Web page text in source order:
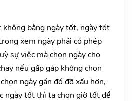
không bằng ngày tốt, ngày tốt
xem ngày phải có phép
sự việc mà chọn ngày cho
nếu gấp gáp không chọn
ngày gần đó đỡ xấu hơn,
ngày tốt thì ta chọn giờ tốt để